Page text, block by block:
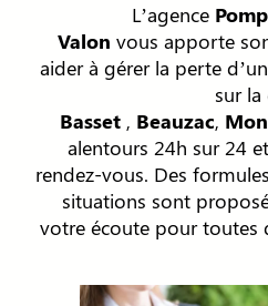
L’agence
Valon vous apporte
aider à gérer la perte
sur
Basset , Beauzac,
alentours 24h sur 24
rendez-vous. Des
situations sont
votre écoute pour toutes